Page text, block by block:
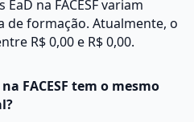
na FACESF variam
de formação. Atualmente, o
R$ 0,00 e R$ 0,00.
FACESF tem o mesmo